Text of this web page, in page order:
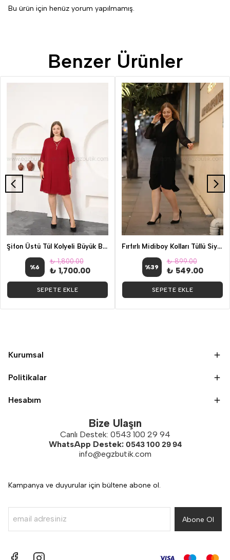
Bu ürün için henüz yorum yapılmamış.
Benzer Ürünler
Şifon Üstü Tül Kolyeli Büyük Beden Elbise Bordo
%6
₺ 1,800.00
₺ 1,700.00
SEPETE EKLE
Fırfırlı Midiboy Kolları Tüllü Siyah Elbise
%39
₺ 899.00
₺ 549.00
SEPETE EKLE
Kurumsal
Politikalar
Hesabım
Bize Ulaşın
Canlı Destek: 0543 100 29 94
WhatsApp Destek: 0543 100 29 94
info@egzbutik.com
Kampanya ve duyurular için bültene abone ol.
Abone Ol